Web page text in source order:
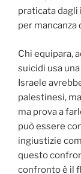
praticata dagli
per mancanza
Chi equipara,
suicidi usa
Israele
palestinesi,
ma prova a
può essere
ingiustizie
questo
confronto è il